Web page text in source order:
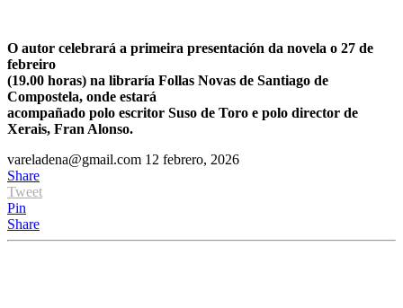
O autor celebrará a primeira presentación da novela o 27 de
febreiro
(19.00 horas) na libraría Follas Novas de Santiago de
Compostela, onde estará
acompañado polo escritor Suso de Toro e polo director de
Xerais, Fran Alonso.
vareladena@gmail.com 12 febrero, 2026
Share
Tweet
Pin
Share